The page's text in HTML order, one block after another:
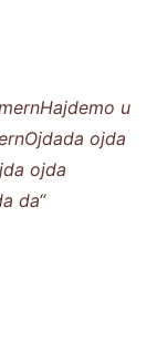
u
ojda
ojda
da“